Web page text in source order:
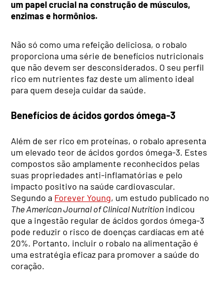
um papel crucial na construção de músculos,
enzimas e hormônios.
Não só como uma refeição deliciosa, o robalo
proporciona uma série de benefícios nutricionais
que não devem ser desconsiderados. O seu perfil
rico em nutrientes faz deste um alimento ideal
para quem deseja cuidar da saúde.
Benefícios de ácidos gordos ómega-3
Além de ser rico em proteínas, o robalo apresenta
um elevado teor de ácidos gordos ómega-3. Estes
compostos são amplamente reconhecidos pelas
suas propriedades anti-inflamatórias e pelo
impacto positivo na saúde cardiovascular.
Segundo a Forever Young, um estudo publicado no
The American Journal of Clinical Nutrition indicou
que a ingestão regular de ácidos gordos ómega-3
pode reduzir o risco de doenças cardíacas em até
20%. Portanto, incluir o robalo na alimentação é
uma estratégia eficaz para promover a saúde do
coração.